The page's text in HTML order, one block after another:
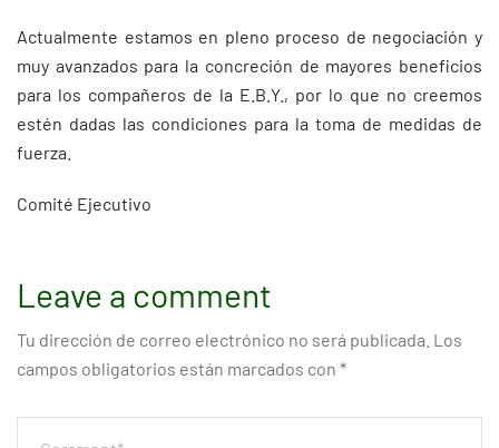
Actualmente estamos en pleno proceso de negociación y
muy avanzados para la concreción de mayores beneficios
para los compañeros de la E.B.Y., por lo que no creemos
estén dadas las condiciones para la toma de medidas de
fuerza.
Comité Ejecutivo
Leave a comment
Tu dirección de correo electrónico no será publicada. Los
campos obligatorios están marcados con *